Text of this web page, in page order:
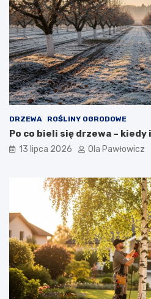
DRZEWA ROŚLINY OGRODOWE
Po co bieli się drzewa –
13 lipca 2026 Ola Pawłowicz